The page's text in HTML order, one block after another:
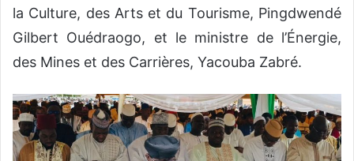
la Culture, des Arts et du Tourisme, Pingdwendé
Gilbert Ouédraogo, et le ministre de l’Énergie,
des Mines et des Carrières, Yacouba Zabré.